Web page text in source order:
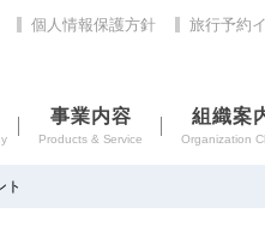
個人情報保護方針 旅行予約
事業内容
Products & Service
組織案
Organization
ト